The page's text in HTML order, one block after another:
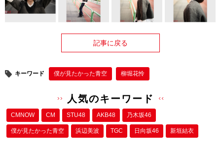
記事に戻る
キーワード 僕が⾒たかった⻘空 柳堀花怜
人気のキーワード
CMNOW CM STU48 AKB48 乃木坂46
僕が⾒たかった⻘空 浜辺美波 TGC 日向坂46 新垣結衣